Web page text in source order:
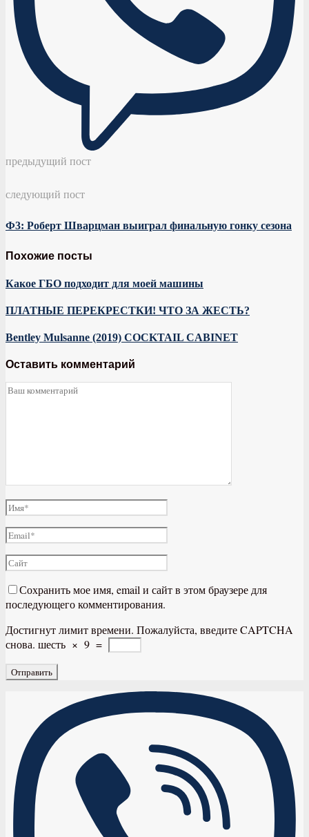
предыдущий пост
следующий пост
Ф3: Роберт Шварцман выиграл финальную гонку сезона
Похожие посты
Какое ГБО подходит для моей машины
ПЛАТНЫЕ ПЕРЕКРЕСТКИ! ЧТО ЗА ЖЕСТЬ?
Bentley Mulsanne (2019) COCKTAIL CABINET
Оставить комментарий
Сохранить мое имя, email и сайт в этом браузере для
последующего комментирования.
Достигнут лимит времени. Пожалуйста, введите CAPTCHA
снова. шесть × 9 =